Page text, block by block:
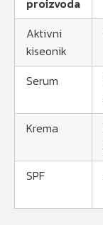
proizvoda
Aktivni
kiseonik
Serum
Krema
SPF